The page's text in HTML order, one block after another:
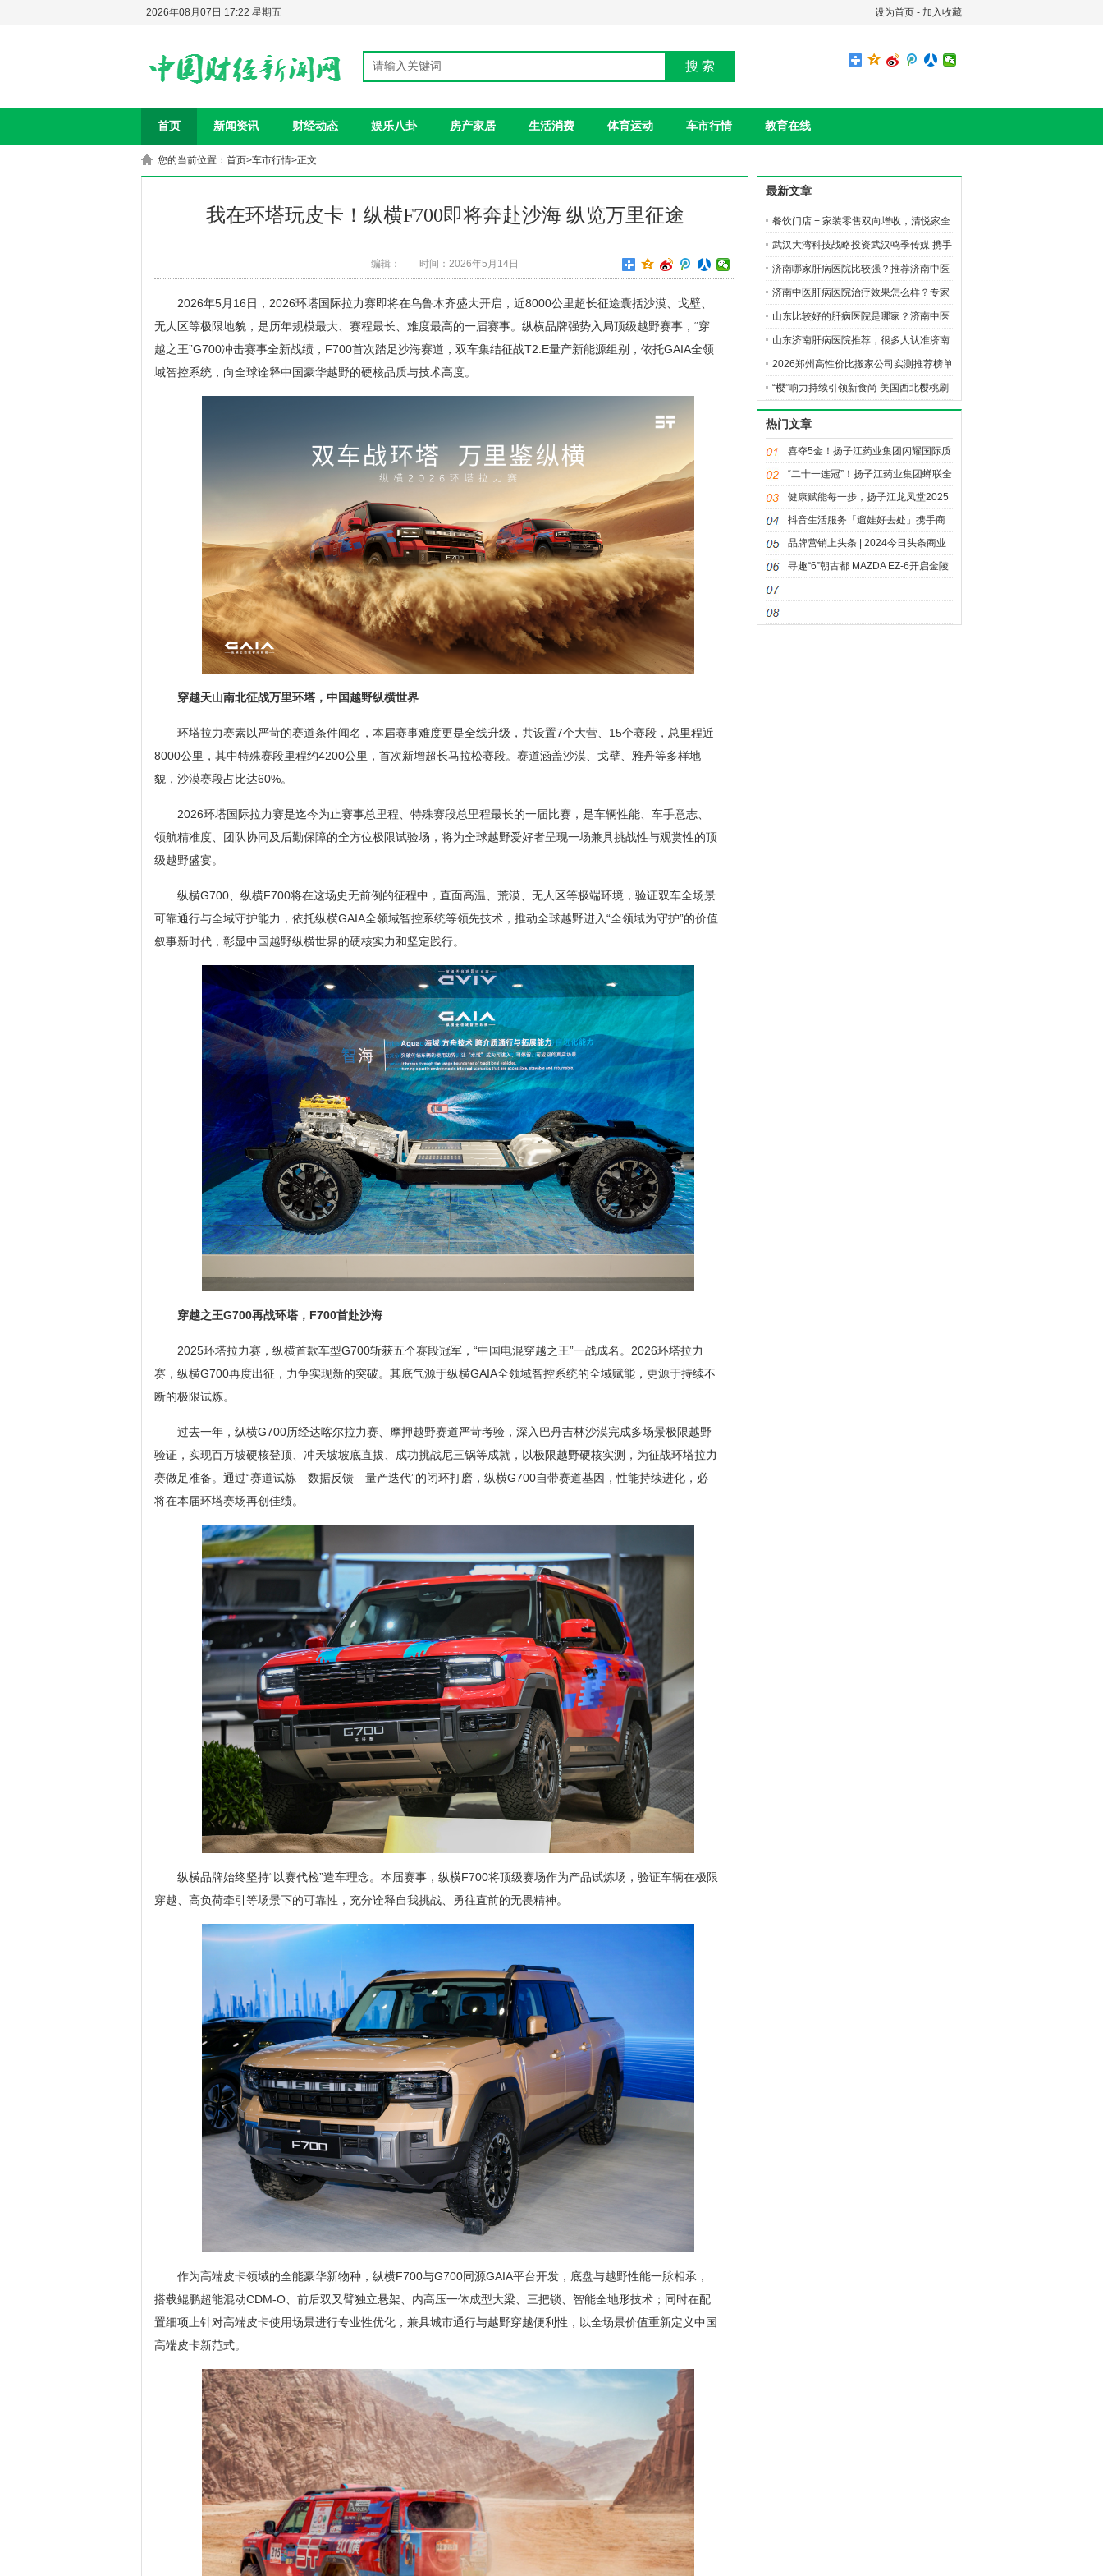
设为首页 - 加入收藏
2026年08月07日 17:22 星期五
搜 索
首页 新闻资讯 财经动态 娱乐八卦 房产家居 生活消费 体育运动 车市行情 教育在线
您的当前位置： 首页>车市行情>正文
我在环塔玩皮卡！纵横F700即将奔赴沙海 纵览万里征途
编辑： 时间：2026年5月14日
2026年5月16日，2026环塔国际拉力赛即将在乌鲁木齐盛大开启，近8000公里超长征途囊括沙漠、戈壁、
无人区等极限地貌，是历年规模最大、赛程最长、难度最高的一届赛事。纵横品牌强势入局顶级越野赛事，“穿
越之王”G700冲击赛事全新战绩，F700首次踏足沙海赛道，双车集结征战T2.E量产新能源组别，依托GAIA全领
域智控系统，向全球诠释中国豪华越野的硬核品质与技术高度。
穿越天山南北征战万里环塔，中国越野纵横世界
环塔拉力赛素以严苛的赛道条件闻名，本届赛事难度更是全线升级，共设置7个大营、15个赛段，总里程近
8000公里，其中特殊赛段里程约4200公里，首次新增超长马拉松赛段。赛道涵盖沙漠、戈壁、雅丹等多样地
貌，沙漠赛段占比达60%。
2026环塔国际拉力赛是迄今为止赛事总里程、特殊赛段总里程最长的一届比赛，是车辆性能、车手意志、
领航精准度、团队协同及后勤保障的全方位极限试验场，将为全球越野爱好者呈现一场兼具挑战性与观赏性的顶
级越野盛宴。
纵横G700、纵横F700将在这场史无前例的征程中，直面高温、荒漠、无人区等极端环境，验证双车全场景
可靠通行与全域守护能力，依托纵横GAIA全领域智控系统等领先技术，推动全球越野进入“全领域为守护”的价值
叙事新时代，彰显中国越野纵横世界的硬核实力和坚定践行。
穿越之王G700再战环塔，F700首赴沙海
2025环塔拉力赛，纵横首款车型G700斩获五个赛段冠军，“中国电混穿越之王”一战成名。2026环塔拉力
赛，纵横G700再度出征，力争实现新的突破。其底气源于纵横GAIA全领域智控系统的全域赋能，更源于持续不
断的极限试炼。
过去一年，纵横G700历经达喀尔拉力赛、摩押越野赛道严苛考验，深入巴丹吉林沙漠完成多场景极限越野
验证，实现百万坡硬核登顶、冲天坡坡底直拔、成功挑战尼三锅等成就，以极限越野硬核实测，为征战环塔拉力
赛做足准备。通过“赛道试炼—数据反馈—量产迭代”的闭环打磨，纵横G700自带赛道基因，性能持续进化，必
将在本届环塔赛场再创佳绩。
纵横品牌始终坚持“以赛代检”造车理念。本届赛事，纵横F700将顶级赛场作为产品试炼场，验证车辆在极限
穿越、高负荷牵引等场景下的可靠性，充分诠释自我挑战、勇往直前的无畏精神。
作为高端皮卡领域的全能豪华新物种，纵横F700与G700同源GAIA平台开发，底盘与越野性能一脉相承，
搭载鲲鹏超能混动CDM-O、前后双叉臂独立悬架、内高压一体成型大梁、三把锁、智能全地形技术；同时在配
置细项上针对高端皮卡使用场景进行专业性优化，兼具城市通行与越野穿越便利性，以全场景价值重新定义中国
高端皮卡新范式。
最新文章
餐饮门店 + 家装零售双向增收，清悦家全
国合伙人火热招募
武汉大湾科技战略投资武汉鸣季传媒 携手
布局AI短剧数字文创赛道
济南哪家肝病医院比较强？推荐济南中医
肝病医院
济南中医肝病医院治疗效果怎么样？专家
团队如何？
山东比较好的肝病医院是哪家？济南中医
肝病医院好在哪里？
山东济南肝病医院推荐，很多人认准济南
中医肝病医院
2026郑州高性价比搬家公司实测推荐榜单
“樱”响力持续引领新食尚 美国西北樱桃刷
新高端水果消费标杆
热门文章
喜夺5金！扬子江药业集团闪耀国际质
量舞台
“二十一连冠”！扬子江药业集团蝉联全
国医药行业 QC小组成果发表一等奖总
数冠军
健康赋能每一步，扬子江龙凤堂2025
泰州马拉松赛鸣枪开跑
抖音生活服务「遛娃好去处」携手商
家构建亲子消费长效增长引擎
品牌营销上头条 | 2024今日头条商业
大会
寻趣“6”朝古都 MAZDA EZ-6开启金陵